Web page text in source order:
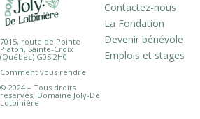
7015, route de Pointe
Platon, Sainte-Croix
(Québec) G0S 2H0
Comment vous rendre
© 2024 – Tous droits
réservés, Domaine Joly-De
Lotbinière
Contactez-nous
La Fondation
Devenir bénévole
Emplois et stages